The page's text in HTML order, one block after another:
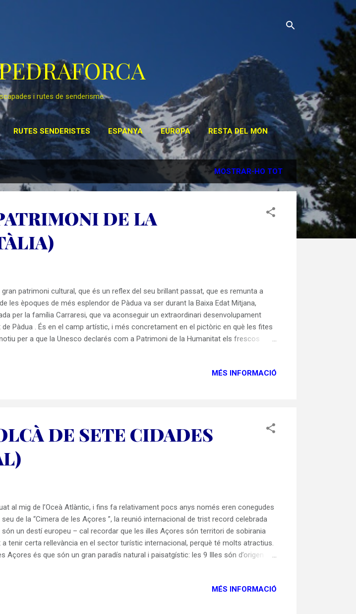
i rutes de senderisme
RUTES SENDERISTES ESPANYA EUROPA RESTA DEL MÓN
MÉS… ENLLAÇOS
MOSTRAR-HO TOT
DE LA
patrimoni cultural, que és un reflex del seu brillant passat, que es remunta a
les èpoques de més esplendor de Pàdua va ser durant la Baixa Edat Mitjana,
per la família Carraresi, que va aconseguir un extraordinari desenvolupament
Pàdua . És en el camp artístic, i més concretament en el pictòric en què les fites
per a que la Unesco declarés com a Patrimoni de la Humanitat els frescos
d'idees...
MÉS INFORMACIÓ
DE SETE CIDADES
al mig de l’Oceà Atlàntic, i fins fa relativament pocs anys només eren conegudes
de la “Cimera de les Açores ”, la reunió internacional de trist record celebrada
són un destí europeu – cal recordar que les illes Açores són territori de sobirania
tenir certa rellevància en el sector turístic internacional, perquè té molts atractius.
és que són un gran paradís natural i paisatgístic: les 9 Illes són d’origen
MÉS INFORMACIÓ